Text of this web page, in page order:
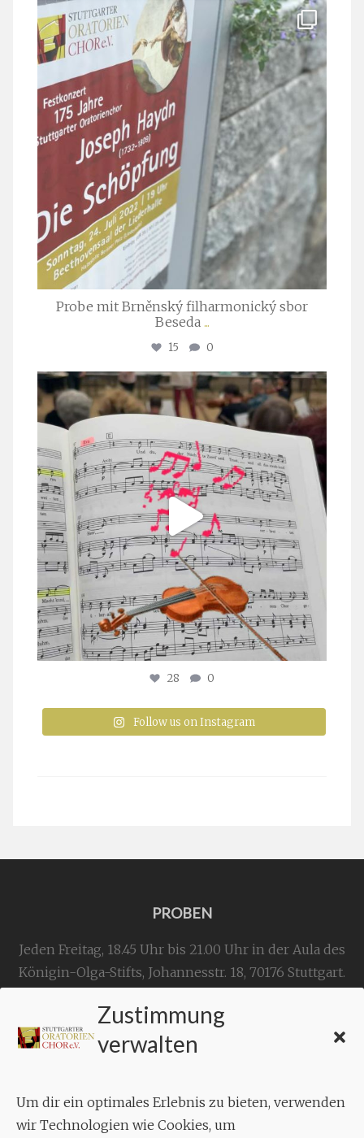
Zustimmung
verwalten
Um dir ein optimales Erlebnis zu bieten, verwenden
wir Technologien wie Cookies, um
stuttgarter_oratorienchor
Juli 23
Probe mit Brněnský filharmonický sbor
Beseda ...
15 0
stuttgarter_oratorienchor
Juli 23
28 0
Follow us on Instagram
PROBEN
Jeden Freitag, 18.45 Uhr bis 21.00 Uhr in der Aula des
Königin-Olga-Stifts, Johannesstr. 18, 70176 Stuttgart.
KONTAKT
Geschäftsstelle:
Aixheimer Str. 18
70619 Stuttgart